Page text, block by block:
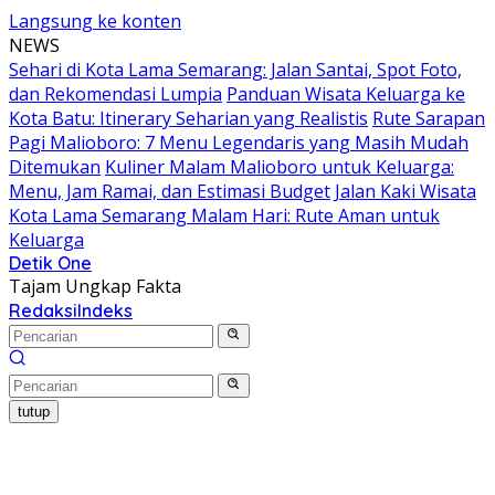
Langsung ke konten
NEWS
Sehari di Kota Lama Semarang: Jalan Santai, Spot Foto,
dan Rekomendasi Lumpia Panduan Wisata Keluarga ke
Kota Batu: Itinerary Seharian yang Realistis Rute Sarapan
Pagi Malioboro: 7 Menu Legendaris yang Masih Mudah
Ditemukan Kuliner Malam Malioboro untuk Keluarga:
Menu, Jam Ramai, dan Estimasi Budget Jalan Kaki Wisata
Kota Lama Semarang Malam Hari: Rute Aman untuk
Keluarga
Detik One
Tajam Ungkap Fakta
RedaksiIndeks
tutup